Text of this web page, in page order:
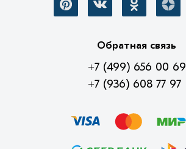
Обратная связь
+7 (499) 656 00 69
+7 (936) 608 77 97